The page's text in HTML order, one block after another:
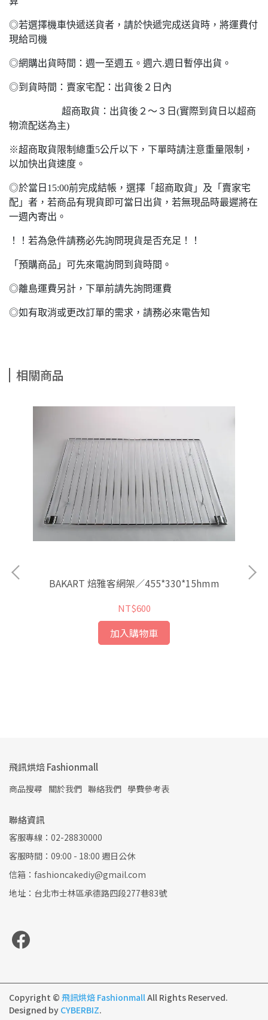
◎若選擇機車快遞送貨者，請於快遞完成送貨時，將運費付
現給司機
◎網購出貨時間：週一至週五。週六.週日暫停出貨。
◎到貨時間：賣家宅配：出貨後２日內
超商取貨：出貨後２～３日(實際到貨日以超商
物流配送為主)
※超商取貨限制總重5公斤以下，下單時請注意重量限制，
以加快出貨速度。
◎於當日15:00前完成結帳，選擇「超商取貨」及「賣家宅
配」者，若商品有現貨即可當日出貨，若無現品時最遲將在
一週內寄出。
！！若為急件請務必先詢問現貨是否充足！！
「預購商品」可先來電詢問到貨時間。
◎離島運費另計，下單前請先詢問運費
◎如有取消或更改訂單的需求，請務必來電告知
相關商品
BAKART 焙雅客網架／455*330*15hmm
NT$600
加入購物車
飛訊烘焙 Fashionmall
商品搜尋 關於我們 聯絡我們 學費參考表
聯絡資訊
客服專線：02-28830000
客服時間：09:00 - 18:00 週日公休
信箱：fashioncakediy@gmail.com
地址：台北市士林區承德路四段277巷83號
Copyright © 飛訊烘焙 FashionmallAll Rights Reserved.
Designed by CYBERBIZ.